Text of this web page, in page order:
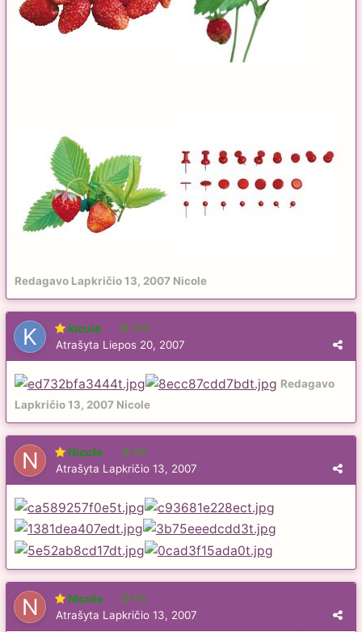
Redagavo Lapkričio 13, 2007 Nicole
kicule 104
Atrašyta Liepos 20, 2007
Redagavo
Lapkričio 13, 2007 Nicole
Nicole 56
Atrašyta Lapkričio 13, 2007
Nicole 56
Atrašyta Lapkričio 13, 2007